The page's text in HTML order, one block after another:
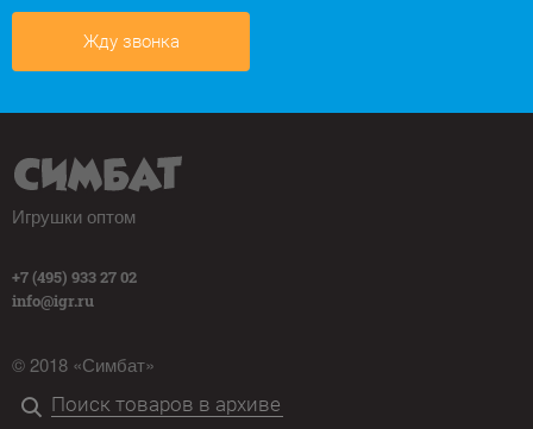
Жду звонка
Игрушки оптом
+7 (495) 933 27 02
info@igr.ru
© 2018 «Симбат»